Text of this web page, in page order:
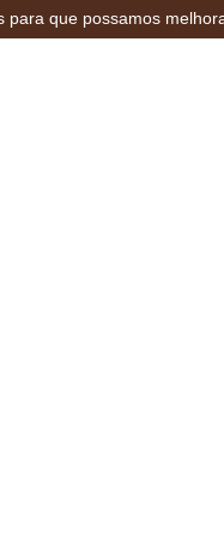
que possamos